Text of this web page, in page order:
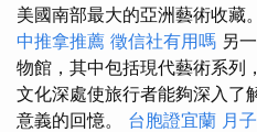
美國南部最大的亞洲藝術收藏。
中推拿推薦 徵信社有用嗎 另
物館，其中包括現代藝術系列
文化深處使旅行者能夠深入了
意義的回憶。 台胞證宜蘭 月